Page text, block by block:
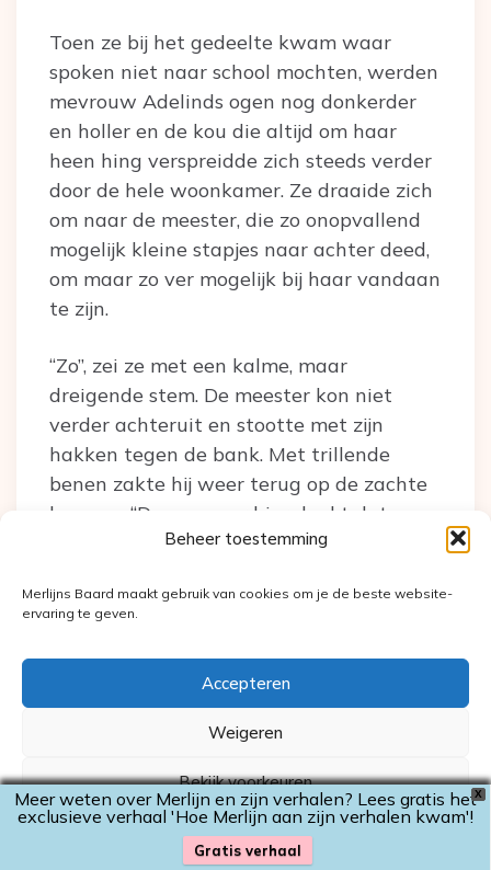
Beheer toestemming
Merlijns Baard maakt gebruik van cookies om je de beste website-
ervaring te geven.
Accepteren
Weigeren
Bekijk voorkeuren
Privacyverklaring
Toen ze bij het gedeelte kwam waar
spoken niet naar school mochten, werden
mevrouw Adelinds ogen nog donkerder
en holler en de kou die altijd om haar
heen hing verspreidde zich steeds verder
door de hele woonkamer. Ze draaide zich
om naar de meester, die zo onopvallend
mogelijk kleine stapjes naar achter deed,
om maar zo ver mogelijk bij haar vandaan
te zijn.
“Zo”, zei ze met een kalme, maar
dreigende stem. De meester kon niet
verder achteruit en stootte met zijn
hakken tegen de bank. Met trillende
benen zakte hij weer terug op de zachte
kussens. “Dus meneer hier denkt dat
spoken niet thuishoren op een school,
huizen of bossen? In winkels en
andere plekken waar levende mensen
graag komen?” De meester zei niks en
staarde haar alleen maar verschrikt aan.
“Vertel mij eens, jongeman. Waar vind jij
dat spoken thuishoren?” De meester keek
wanhopig naar Abby en haar ouders,
X
Meer weten over Merlijn en zijn verhalen? Lees gratis het
exclusieve verhaal 'Hoe Merlijn aan zijn verhalen kwam'!
Gratis verhaal